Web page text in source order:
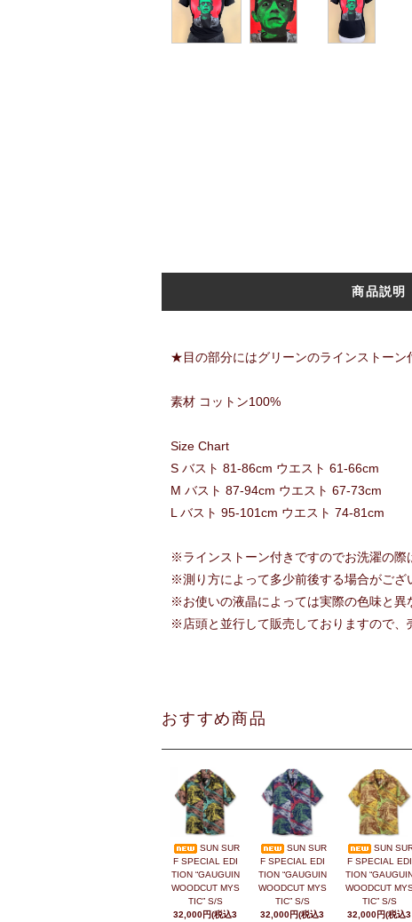
商品説明
★目の部分にはグリーンのラインストーン
素材 コットン100%
Size Chart
S バスト 81-86cm ウエスト 61-66cm
M バスト 87-94cm ウエスト 67-73cm
L バスト 95-101cm ウエスト 74-81cm
※ラインストーン付きですのでお洗濯の際
※測り方によって多少前後する場合がござ
※お使いの液晶によっては実際の色味と異
※店頭と並行して販売しておりますので、
おすすめ商品
SUN SUR
F SPECIAL EDI
TION “GAUGUIN
WOODCUT MYS
TIC” S/S
32,000円(税込3
SUN SUR
F SPECIAL EDI
TION “GAUGUIN
WOODCUT MYS
TIC” S/S
32,000円(税込3
SUN
F SPECIAL EDI
TION
WOODCUT
TIC” S/S
32,000円(税込3